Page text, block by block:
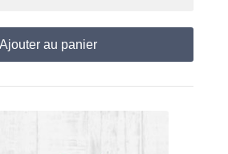
Ajouter au panier